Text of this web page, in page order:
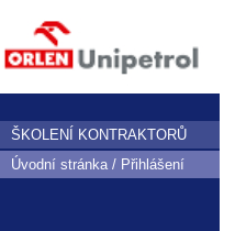
ŠKOLENÍ KONTRAKTORŮ
Úvodní stránka / Přihlášení